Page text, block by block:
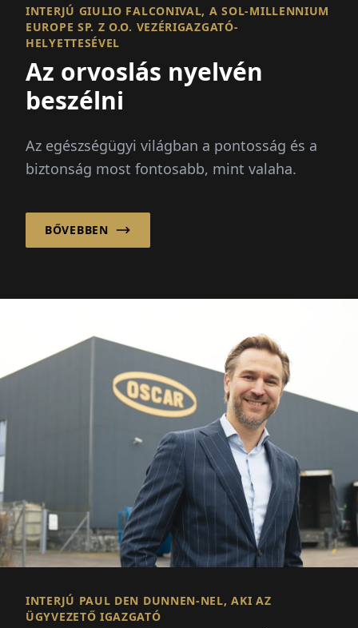
INTERJÚ GIULIO FALCONIVAL, A SOL-MILLENNIUM
EUROPE SP. Z O.O. VEZÉRIGAZGATÓ-
HELYETTESÉVEL
Az orvoslás nyelvén
beszélni
Az egészségügyi világban a pontosság és a
biztonság most fontosabb, mint valaha.
BŐVEBBEN
INTERJÚ PAUL DEN DUNNEN-NEL, AKI AZ
ÜGYVEZETŐ IGAZGATÓ